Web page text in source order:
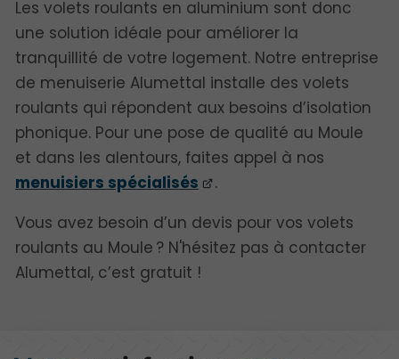
Les volets roulants en aluminium sont donc
une solution idéale pour améliorer la
tranquillité de votre logement. Notre entreprise
de menuiserie Alumettal installe des volets
roulants qui répondent aux besoins d’isolation
phonique. Pour une pose de qualité au Moule
et dans les alentours, faites appel à nos
menuisiers spécialisés
.
Vous avez besoin d’un devis pour vos volets
roulants au Moule ? N'hésitez pas à contacter
Alumettal, c’est gratuit !